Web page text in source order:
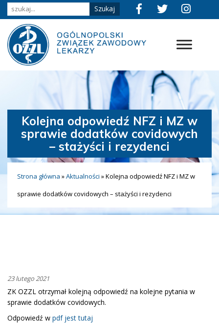
Kolejna odpowiedź NFZ i MZ w
sprawie dodatków covidowych
– stażyści i rezydenci
Strona główna »Aktualności »Kolejna odpowiedź NFZ i MZ w
sprawie dodatków covidowych – stażyści i rezydenci
23 lutego 2021
ZK OZZL otrzymał kolejną odpowiedź na kolejne pytania w
sprawie dodatków covidowych.
Odpowiedź w pdf jest tutaj